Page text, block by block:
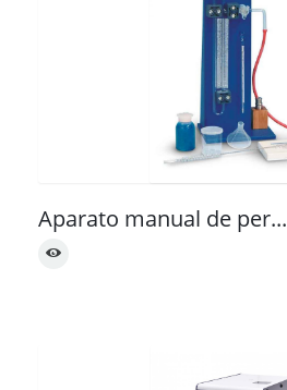
Aparato manual de per...